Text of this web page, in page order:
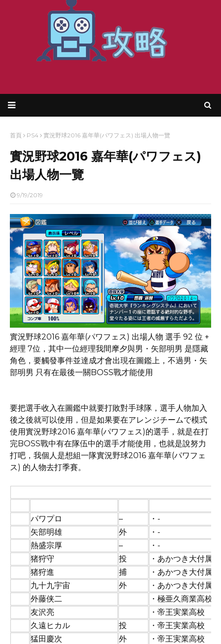
首頁 PS4 實況野球2016 嘉年華(パワフェス) 出場人物一覽
實況野球2016 嘉年華(パワフェス)
出場人物一覽
9/19/2019
實況野球2016 嘉年華(パワフェス) 出場人物 選手 92 位 +
經理 7位，其中一位經理我間摩夕與男・矢部明男 是隱藏
角色，要觸發事件並達成才會出現在圖鑑上，不過男・矢
部明男 只有在最後一關BOSS戰才能使用
要把選手收入在圖鑑中就要打敗對手球隊，選手人物加入
後之後就可以使用，但是如果要在アレンジチームで模式
使用實況野球2016 嘉年華(パワフェス)的選手，就是在打
完BOSS戰中有在隊伍中的選手才能使用，也就是說努力
打吧，我個人是想組一隊實況野球2016 嘉年華(パワフェ
ス) 的人物去打季賽。
パワプロ –
・-
矢部明雄 外
・-
熱盛宗厚 –
・-
猪狩守 投
・あかつき大付属
猪狩進 捕
・あかつき大付属
九十九宇宙 外
・あかつき大付属
外藤侠二
・極亜久商業高校
友沢亮
・帝王実業高校
久遠ヒカル 投
・帝王実業高校
猛田慶次 外
・帝王実業高校